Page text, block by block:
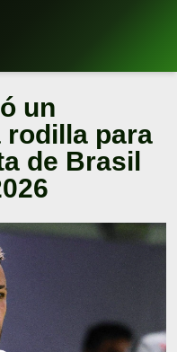
un
rodilla para
de Brasil